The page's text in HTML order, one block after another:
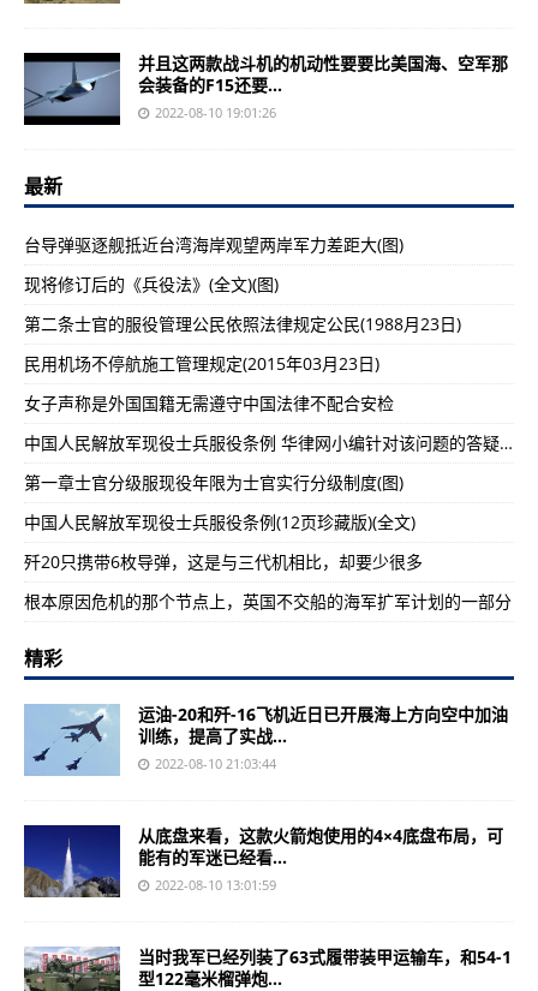
并且这两款战斗机的机动性要要比美国海、空军那
会装备的F15还要...
2022-08-10 19:01:26
最新
台导弹驱逐舰抵近台湾海岸观望两岸军力差距大(图)
现将修订后的《兵役法》(全文)(图)
第二条士官的服役管理公民依照法律规定公民(1988月23日)
民用机场不停航施工管理规定(2015年03月23日)
女子声称是外国国籍无需遵守中国法律不配合安检
中国人民解放军现役士兵服役条例 华律网小编针对该问题的答疑解惑（一）
第一章士官分级服现役年限为士官实行分级制度(图)
中国人民解放军现役士兵服役条例(12页珍藏版)(全文)
歼20只携带6枚导弹，这是与三代机相比，却要少很多
根本原因危机的那个节点上，英国不交船的海军扩军计划的一部分
精彩
运油-20和歼-16飞机近日已开展海上方向空中加油
训练，提高了实战...
2022-08-10 21:03:44
从底盘来看，这款火箭炮使用的4×4底盘布局，可
能有的军迷已经看...
2022-08-10 13:01:59
当时我军已经列装了63式履带装甲运输车，和54-1
型122毫米榴弹炮...